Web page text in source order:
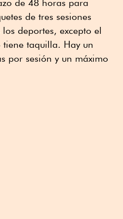
de 48 horas para
de tres sesiones
deportes, excepto el
taquilla. Hay un
por sesión y un máximo